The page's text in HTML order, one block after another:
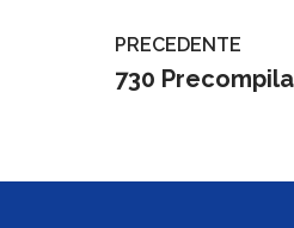
PRECEDENTE